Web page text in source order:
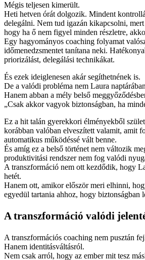
Mégis teljesen kimerült.
Heti hetven órát dolgozik. Mindent
delegálni. Nem tud igazán kikapcsolni,
hogy ha ő nem figyel minden részletre,
Egy hagyományos coaching folyamat
időmenedzsmentet tanítana neki.
priorizálást, delegálási technikákat.
És ezek ideiglenesen akár segíthetnének is.
De a valódi probléma nem Laura
Hanem abban a mély belső
„Csak akkor vagyok biztonságban, ha
Ez a hit talán gyerekkori élményekből
korábban valóban elveszített valamit, amit
automatikus működéssé vált benne.
És amíg ez a belső történet nem változik
produktivitási rendszer nem fog valódi
A transzformáció nem ott kezdődik, hogy
hetét.
Hanem ott, amikor először meri elhinni,
egyedül tartania ahhoz, hogy biztonságban
A transzformáció valódi
A transzformációs coaching nem pusztán
Hanem identitásváltásról.
Nem csak arról, hogy az ember mit tesz